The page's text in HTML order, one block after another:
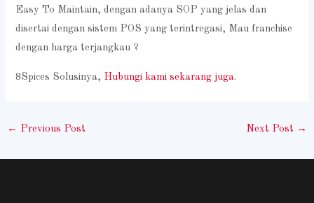
Easy To Maintain, dengan adanya SOP yang jelas dan
disertai dengan sistem POS yang terintregasi, Mau franchise
dengan harga terjangkau ?
8Spices Solusinya, Hubungi kami sekarang juga.
← Previous Post Next Post →